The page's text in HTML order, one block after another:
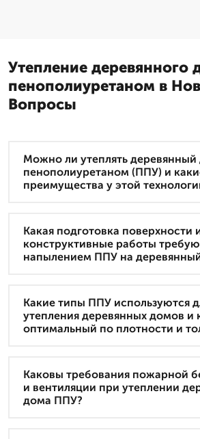
Утепление деревянного
пенополиуретаном в
Вопросы
Можно ли утеплять
пенополиуретаном (ППУ) и
преимущества у этой
Какая подготовка поверхности
конструктивные работы
напылением ППУ на
Какие типы ППУ используются
утепления деревянных домов и
оптимальный по плотности и
Каковы требования пожарной
и вентиляции при утеплении
дома ППУ?